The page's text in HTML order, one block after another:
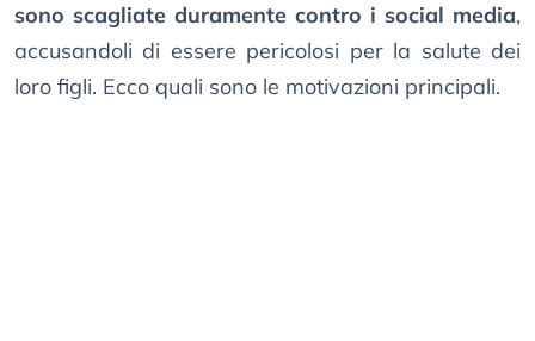
sono scagliate duramente contro i social media,
accusandoli di essere pericolosi per la salute dei
loro figli. Ecco quali sono le motivazioni principali.